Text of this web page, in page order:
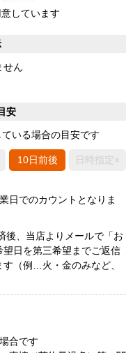
しています
せん
安
いる場合の目安です
10日前後 日時指定×
日でのカウントとなりま
後、当店よりメールで「お
日を第三希望までご返信
（例…火・金のみなど、
合です